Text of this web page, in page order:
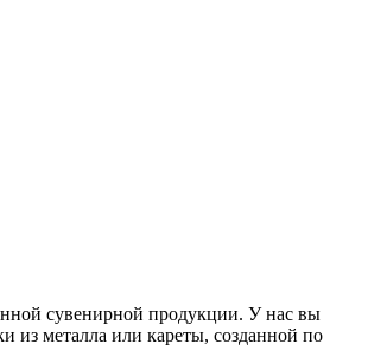
сувенирной продукции. У нас вы
из металла или кареты, созданной по